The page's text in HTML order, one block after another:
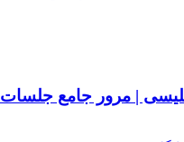
| مرور جامع جلسات 1 تا 4